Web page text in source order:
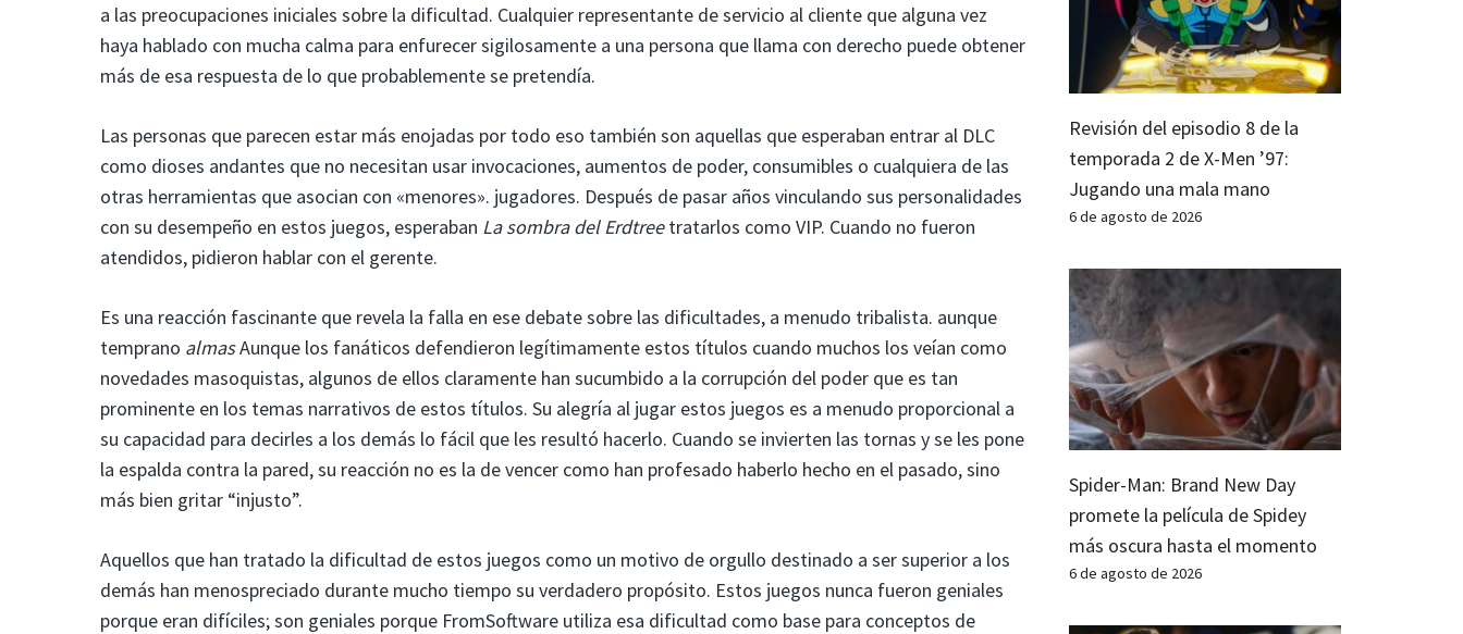
a las preocupaciones iniciales sobre la dificultad. Cualquier representante de servicio al cliente que alguna vez
haya hablado con mucha calma para enfurecer sigilosamente a una persona que llama con derecho puede obtener
más de esa respuesta de lo que probablemente se pretendía.
Las personas que parecen estar más enojadas por todo eso también son aquellas que esperaban entrar al DLC
como dioses andantes que no necesitan usar invocaciones, aumentos de poder, consumibles o cualquiera de las
otras herramientas que asocian con «menores». jugadores. Después de pasar años vinculando sus personalidades
con su desempeño en estos juegos, esperaban La sombra del Erdtreetratarlos como VIP. Cuando no fueron
atendidos, pidieron hablar con el gerente.
Es una reacción fascinante que revela la falla en ese debate sobre las dificultades, a menudo tribalista. aunque
temprano almasAunque los fanáticos defendieron legítimamente estos títulos cuando muchos los veían como
novedades masoquistas, algunos de ellos claramente han sucumbido a la corrupción del poder que es tan
prominente en los temas narrativos de estos títulos. Su alegría al jugar estos juegos es a menudo proporcional a
su capacidad para decirles a los demás lo fácil que les resultó hacerlo. Cuando se invierten las tornas y se les pone
la espalda contra la pared, su reacción no es la de vencer como han profesado haberlo hecho en el pasado, sino
más bien gritar “injusto”.
Aquellos que han tratado la dificultad de estos juegos como un motivo de orgullo destinado a ser superior a los
demás han menospreciado durante mucho tiempo su verdadero propósito. Estos juegos nunca fueron geniales
porque eran difíciles; son geniales porque FromSoftware utiliza esa dificultad como base para conceptos de
Revisión del episodio 8 de la
temporada 2 de X-Men ’97:
Jugando una mala mano
6 de agosto de 2026
Spider-Man: Brand New Day
promete la película de Spidey
más oscura hasta el momento
6 de agosto de 2026